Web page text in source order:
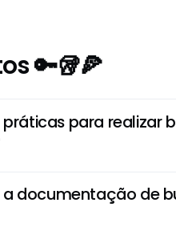
🔑🥡🍕
para realizar
palavras-chave,
usuários e busque
documentação de